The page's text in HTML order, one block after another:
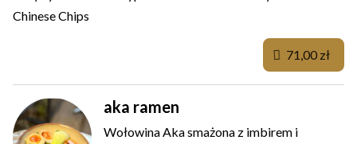
Chinese Chips
aka ramen
Wołowina Aka smażona z imbirem i